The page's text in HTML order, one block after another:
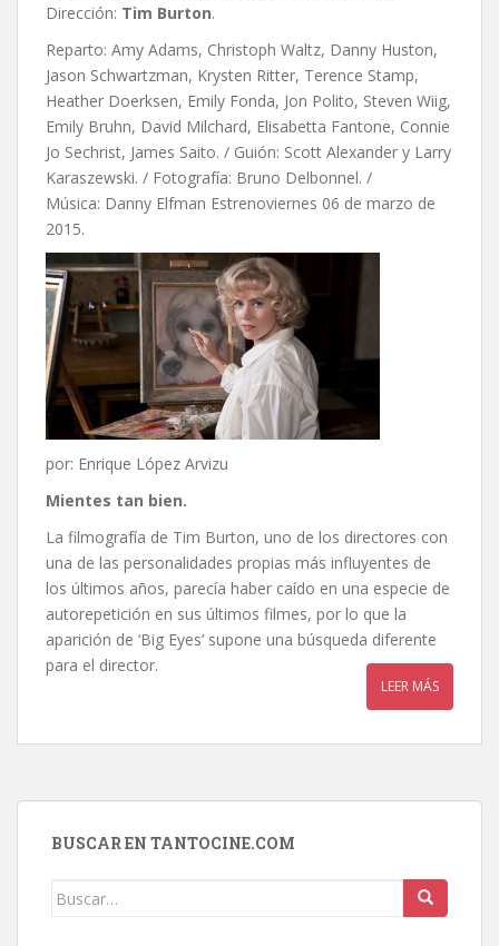
Dirección: Tim Burton.
Reparto: Amy Adams, Christoph Waltz, Danny Huston,
Jason Schwartzman, Krysten Ritter, Terence Stamp,
Heather Doerksen, Emily Fonda, Jon Polito, Steven Wiig,
Emily Bruhn, David Milchard, Elisabetta Fantone, Connie
Jo Sechrist, James Saito. / Guión: Scott Alexander y Larry
Karaszewski. / Fotografía: Bruno Delbonnel. /
Música: Danny Elfman Estrenoviernes 06 de marzo de
2015.
por: Enrique López Arvizu
Mientes tan bien.
La filmografía de Tim Burton, uno de los directores con
una de las personalidades propias más influyentes de
los últimos años, parecía haber caído en una especie de
autorepetición en sus últimos filmes, por lo que la
aparición de ‘Big Eyes’ supone una búsqueda diferente
para el director.
LEER MÁS
BUSCAR EN TANTOCINE.COM
Buscar: